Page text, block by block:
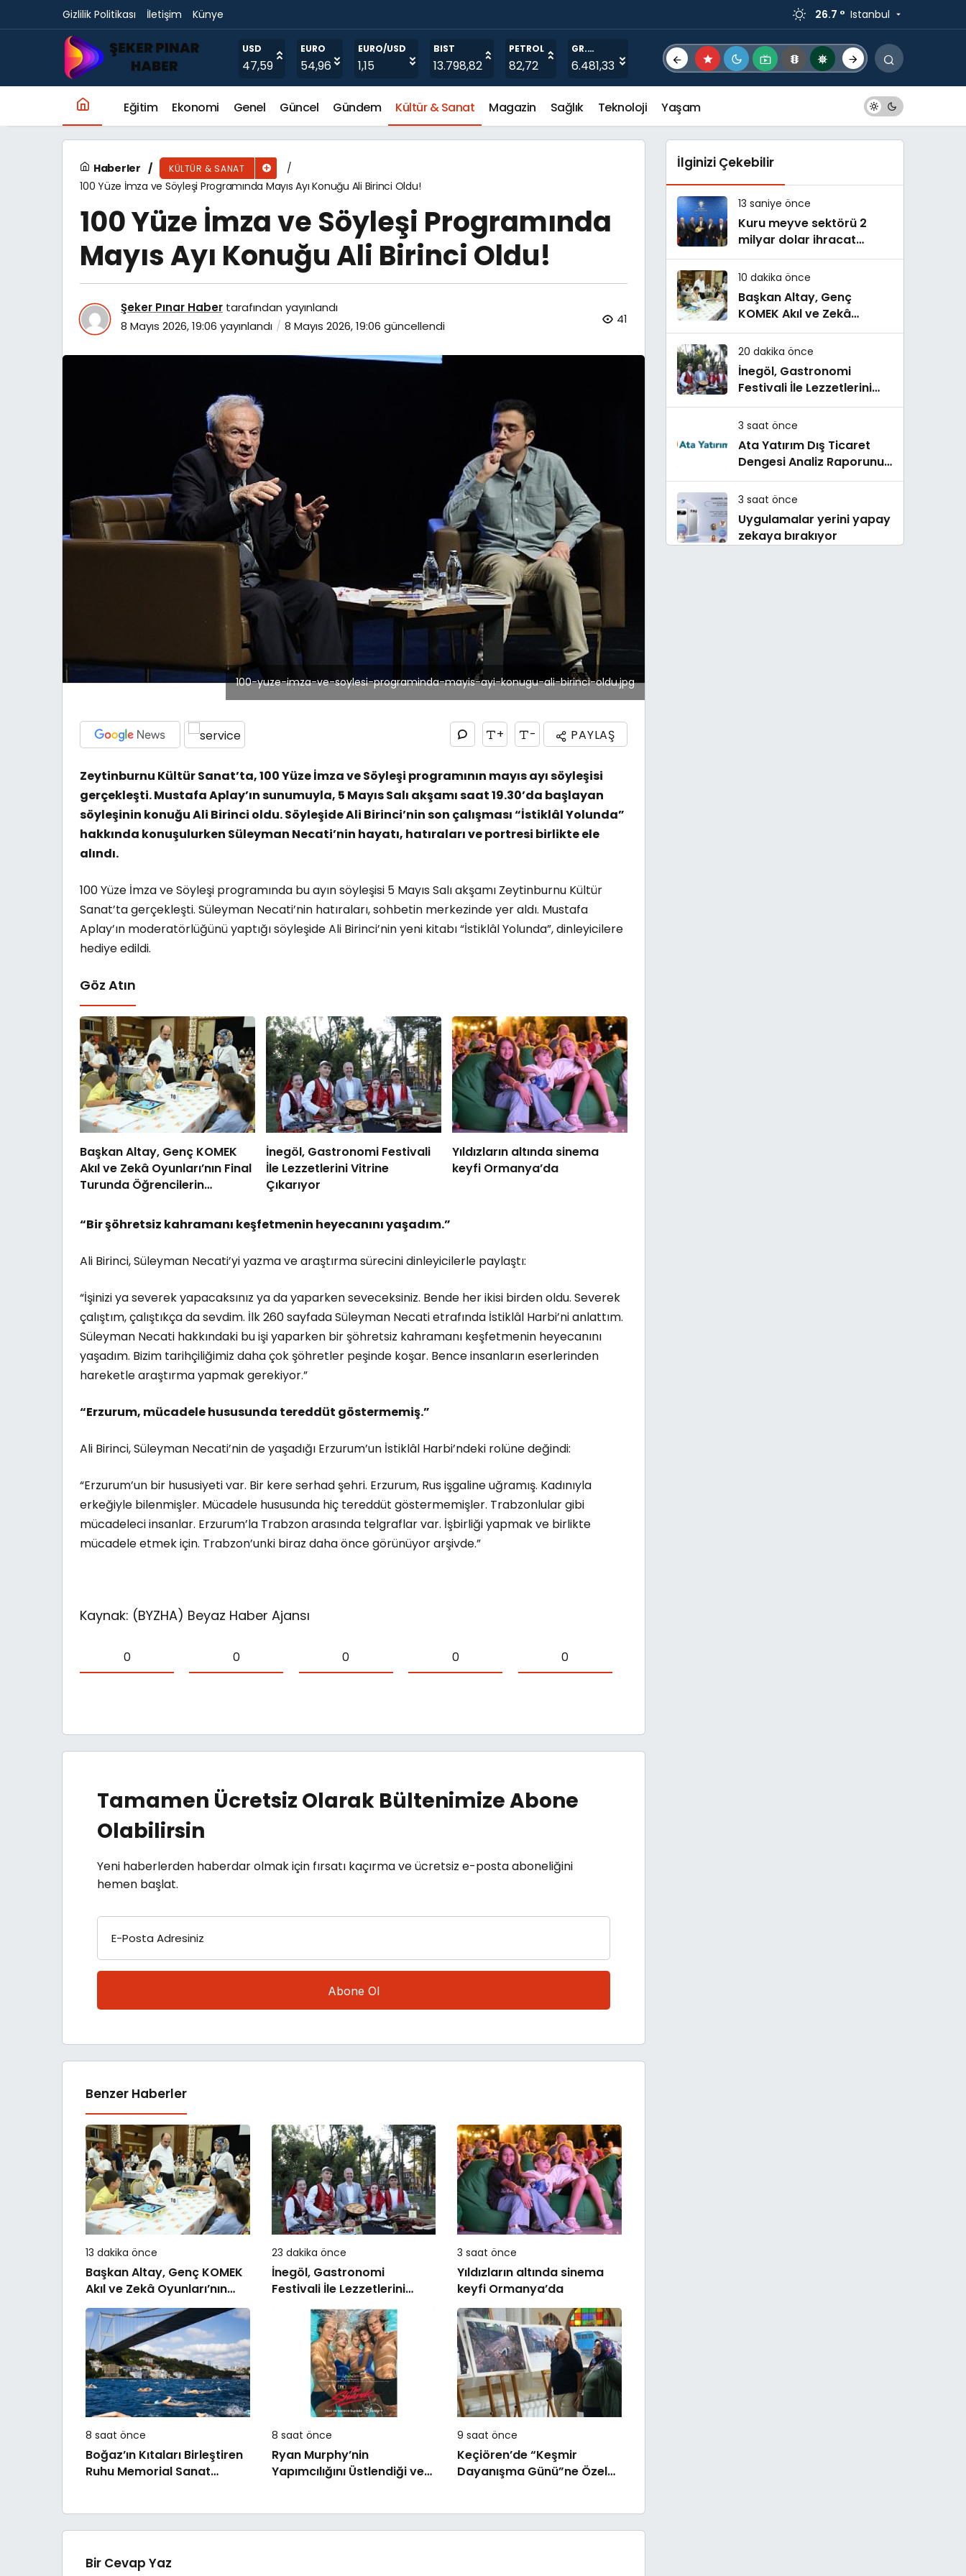
Gizlilik Politikası İletişim Künye 26.7 ° Istanbul
USD
47,59
EURO
54,96
EURO/USD
1,15
BIST
13.798,82
PETROL
82,72
GR.
ALTIN
6.481,33
Eğitim Ekonomi Genel Güncel Gündem Kültür & Sanat Magazin Sağlık Teknoloji Yaşam
Haberler KÜLTÜR & SANAT
100 Yüze İmza ve Söyleşi Programında Mayıs Ayı Konuğu Ali Birinci Oldu!
100 Yüze İmza ve Söyleşi Programında
Mayıs Ayı Konuğu Ali Birinci Oldu!
Şeker Pınar Haber tarafından yayınlandı
8 Mayıs 2026, 19:06 yayınlandı 8 Mayıs 2026, 19:06 güncellendi 41
100-yuze-imza-ve-soylesi-programinda-mayis-ayi-konugu-ali-birinci-oldu.jpg
+ - PAYLAŞ
Zeytinburnu Kültür Sanat’ta, 100 Yüze İmza ve Söyleşi programının mayıs ayı söyleşisi
gerçekleşti. Mustafa Aplay’ın sunumuyla, 5 Mayıs Salı akşamı saat 19.30’da başlayan
söyleşinin konuğu Ali Birinci oldu. Söyleşide Ali Birinci’nin son çalışması “İstiklâl Yolunda”
hakkında konuşulurken Süleyman Necati’nin hayatı, hatıraları ve portresi birlikte ele
alındı.
100 Yüze İmza ve Söyleşi programında bu ayın söyleşisi 5 Mayıs Salı akşamı Zeytinburnu Kültür
Sanat’ta gerçekleşti. Süleyman Necati’nin hatıraları, sohbetin merkezinde yer aldı. Mustafa
Aplay’ın moderatörlüğünü yaptığı söyleşide Ali Birinci’nin yeni kitabı “İstiklâl Yolunda”, dinleyicilere
hediye edildi.
Göz Atın
Başkan Altay, Genç KOMEK
Akıl ve Zekâ Oyunları’nın Final
Turunda Öğrencilerin
İnegöl, Gastronomi Festivali
İle Lezzetlerini Vitrine
Çıkarıyor
Yıldızların altında sinema
keyfi Ormanya’da
“Bir şöhretsiz kahramanı keşfetmenin heyecanını yaşadım.”
Ali Birinci, Süleyman Necati’yi yazma ve araştırma sürecini dinleyicilerle paylaştı:
“İşinizi ya severek yapacaksınız ya da yaparken seveceksiniz. Bende her ikisi birden oldu. Severek
çalıştım, çalıştıkça da sevdim. İlk 260 sayfada Süleyman Necati etrafında İstiklâl Harbi’ni anlattım.
Süleyman Necati hakkındaki bu işi yaparken bir şöhretsiz kahramanı keşfetmenin heyecanını
yaşadım. Bizim tarihçiliğimiz daha çok şöhretler peşinde koşar. Bence insanların eserlerinden
hareketle araştırma yapmak gerekiyor.”
“Erzurum, mücadele hususunda tereddüt göstermemiş.”
Ali Birinci, Süleyman Necati’nin de yaşadığı Erzurum’un İstiklâl Harbi’ndeki rolüne değindi:
“Erzurum’un bir hususiyeti var. Bir kere serhad şehri. Erzurum, Rus işgaline uğramış. Kadınıyla
erkeğiyle bilenmişler. Mücadele hususunda hiç tereddüt göstermemişler. Trabzonlular gibi
mücadeleci insanlar. Erzurum’la Trabzon arasında telgraflar var. İşbirliği yapmak ve birlikte
mücadele etmek için. Trabzon’unki biraz daha önce görünüyor arşivde.”
Kaynak: (BYZHA) Beyaz Haber Ajansı
0 0 0 0 0
Tamamen Ücretsiz Olarak Bültenimize Abone
Olabilirsin
Yeni haberlerden haberdar olmak için fırsatı kaçırma ve ücretsiz e-posta aboneliğini
hemen başlat.
E-Posta Adresiniz
Benzer Haberler
13 dakika önce
Başkan Altay, Genç KOMEK
Akıl ve Zekâ Oyunları’nın
Final Turunda Öğrencilerin
Heyecanını Paylaştı
23 dakika önce
İnegöl, Gastronomi
Festivali İle Lezzetlerini
Vitrine Çıkarıyor
3 saat önce
Yıldızların altında sinema
keyfi Ormanya’da
8 saat önce
Boğaz’ın Kıtaları Birleştiren
Ruhu Memorial Sanat
8 saat önce
Ryan Murphy’nin
Yapımcılığını Üstlendiği ve
9 saat önce
Keçiören’de “Keşmir
Dayanışma Günü”ne Özel
Bir Cevap Yaz
İlginizi Çekebilir
13 saniye önce
Kuru meyve sektörü 2
milyar dolar ihracat
hedefi için Ankara’dan
destek istedi
10 dakika önce
Başkan Altay, Genç
KOMEK Akıl ve Zekâ
Oyunları’nın Final Turunda
Öğrencilerin Heyecanını
Paylaştı
20 dakika önce
İnegöl, Gastronomi
Festivali İle Lezzetlerini
Vitrine Çıkarıyor
3 saat önce
Ata Yatırım Dış Ticaret
Dengesi Analiz Raporunu
Yayımladı
3 saat önce
Uygulamalar yerini yapay
zekaya bırakıyor
İzmir çiçek açtı, her yer rengârenk oldu